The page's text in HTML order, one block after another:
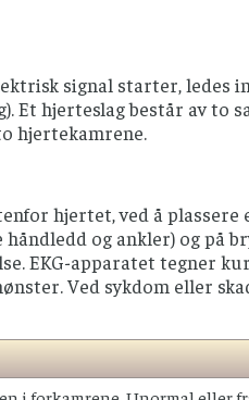
signal starter, ledes
Et hjerteslag består av
hjertekamrene.
hjertet, ved å
og ankler) og på
EKG-apparatet tegner
Ved sykdom eller